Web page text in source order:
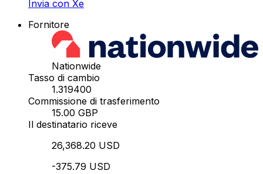
Invia con Xe
Fornitore
Nationwide
Tasso di cambio
1.319400
Commissione di trasferimento
15.00 GBP
Il destinatario riceve
26,368.20 USD
-375.79 USD